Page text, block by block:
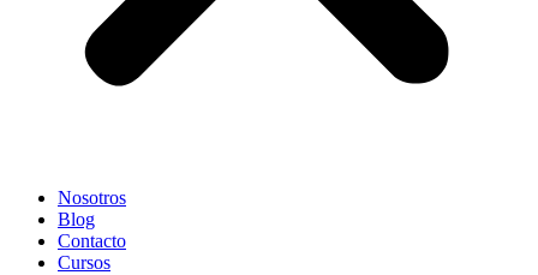
Nosotros
Blog
Contacto
Cursos